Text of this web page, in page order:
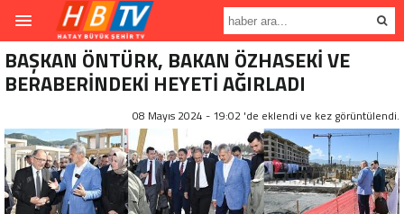
BAŞKAN ÖNTÜRK, BAKAN ÖZHASEKİ VE
BERABERİNDEKİ HEYETİ AĞIRLADI
08 Mayıs 2024 - 19:02 'de eklendi ve kez görüntülendi.